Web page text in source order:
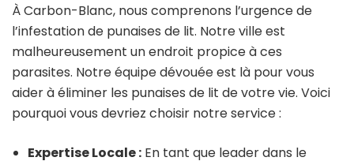
À Carbon-Blanc, nous comprenons l’urgence de
l’infestation de punaises de lit. Notre ville est
malheureusement un endroit propice à ces
parasites. Notre équipe dévouée est là pour vous
aider à éliminer les punaises de lit de votre vie. Voici
pourquoi vous devriez choisir notre service :
Expertise Locale : En tant que leader dans le